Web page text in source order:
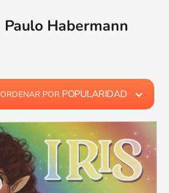
Paulo Habermann
ORDENAR POR POPULARIDAD